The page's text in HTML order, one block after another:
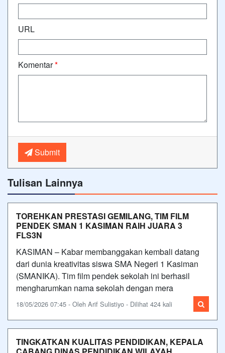
URL
Komentar*
Submit
Tulisan Lainnya
TOREHKAN PRESTASI GEMILANG, TIM FILM
PENDEK SMAN 1 KASIMAN RAIH JUARA 3
FLS3N
KASIMAN – Kabar membanggakan kembali datang
dari dunia kreativitas siswa SMA Negeri 1 Kasiman
(SMANIKA). Tim film pendek sekolah ini berhasil
mengharumkan nama sekolah dengan mera
18/05/2026 07:45 - Oleh Arif Sulistiyo - Dilihat 424 kali
TINGKATKAN KUALITAS PENDIDIKAN, KEPALA